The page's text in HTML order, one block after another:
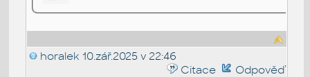
horalek 10.zář.2025 v 22:46
Citace
Odpověď